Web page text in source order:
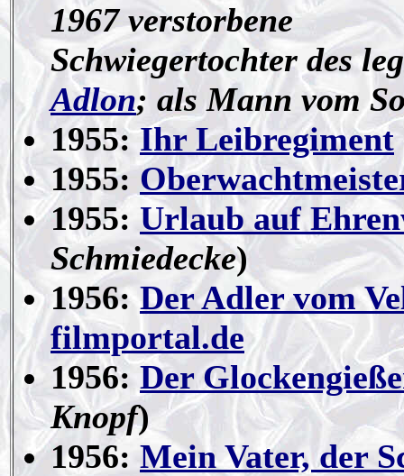
1967 verstorbene
Schwiegertochter des
Adlon; als Mann vom
1955:Ihr Leibregiment
1955:
1955: Urlaub auf
Schmiedecke)
1956:Der Adler vom
filmportal.de
1956: Der
Knopf)
1956:Mein Vater, der